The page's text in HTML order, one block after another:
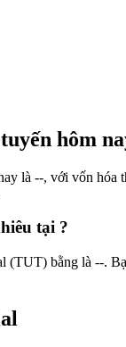
hôm
là --, với vốn
tại ?
(TUT) bằng là --.